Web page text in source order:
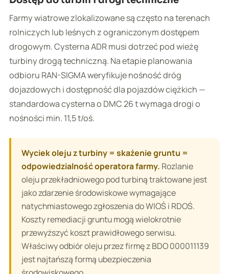
Farmy wiatrowe zlokalizowane są często na terenach
rolniczych lub leśnych z ograniczonym dostępem
drogowym. Cysterna ADR musi dotrzeć pod wieżę
turbiny drogą techniczną. Na etapie planowania
odbioru RAN-SIGMA weryfikuje nośność dróg
dojazdowych i dostępność dla pojazdów ciężkich —
standardowa cysterna o DMC 26 t wymaga drogi o
nośności min. 11,5 t/oś.
Wyciek oleju z turbiny = skażenie gruntu =
odpowiedzialność operatora farmy. Rozlanie
oleju przekładniowego pod turbiną traktowane jest
jako zdarzenie środowiskowe wymagające
natychmiastowego zgłoszenia do WIOŚ i RDOŚ.
Koszty remediacji gruntu mogą wielokrotnie
przewyższyć koszt prawidłowego serwisu.
Właściwy odbiór oleju przez firmę z BDO 000011139
jest najtańszą formą ubezpieczenia